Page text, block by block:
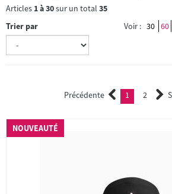
Articles 1à30sur un total 35
Trier par
Voir : 30 60
Précédente 1 (current)
2
NOUVEAUTÉ